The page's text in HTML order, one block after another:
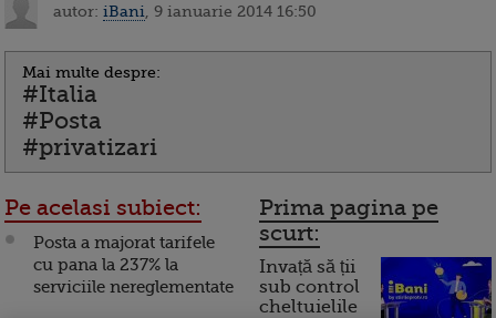
autor: iBani , 9 ianuarie 2014 16:50
Mai multe despre:
#Italia
#Posta
#privatizari
Pe acelasi subiect:
Posta a majorat tarifele
cu pana la 237% la
serviciile nereglementate
Prima pagina pe
scurt:
Invață să ții
sub control
cheltuielile